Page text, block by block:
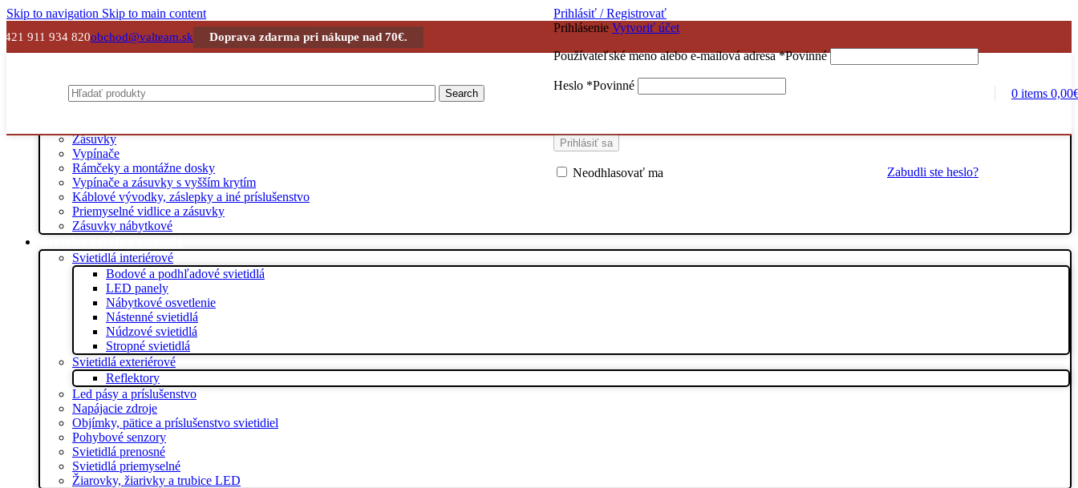
Skip to navigation Skip to main content
911 934 820obchod@valteam.sk Doprava zdarma pri nákupe nad 70€.
Search
Prihlásiť / Registrovať
Prihlásenie Vytvoriť účet
Používateľské meno alebo e-mailová adresa*Povinné
Heslo *Povinné
Prihlásiť sa
Zabudli ste heslo?
Neodhlasovať ma
0 items 0,00
Zásuvky
Vypínače
Rámčeky a montážne dosky
Vypínače a zásuvky s vyšším krytím
Káblové vývodky, záslepky a iné príslušenstvo
Priemyselné vidlice a zásuvky
Zásuvky nábytkové
Svietidlá interiérové
Bodové a podhľadové svietidlá
LED panely
Nábytkové osvetlenie
Nástenné svietidlá
Núdzové svietidlá
Stropné svietidlá
Svietidlá exteriérové
Reflektory
Led pásy a príslušenstvo
Napájacie zdroje
Objímky, pätice a príslušenstvo svietidiel
Pohybové senzory
Svietidlá prenosné
Svietidlá priemyselné
Žiarovky, žiarivky a trubice LED